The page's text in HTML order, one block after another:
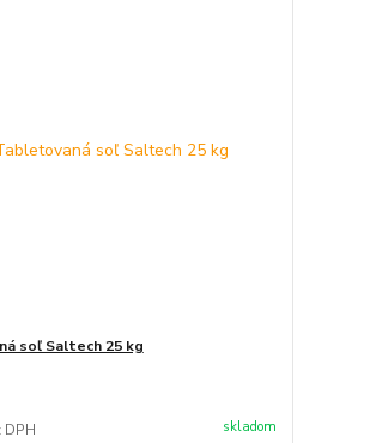
soľ Saltech 25 kg
DPH skladom